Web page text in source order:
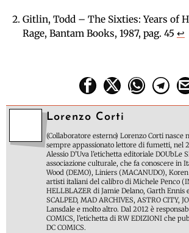
Gitlin, Todd – The Sixties: Years of
Rage, Bantam Books, 1987, pag. 45 ↩
Lorenzo Corti
(Collaboratore esterno) Lorenzo Corti nasce
sempre appassionato lettore di fumetti, nel
Alessio D’Uva l’etichetta editoriale DOUbLe
associazione culturale, che fa conoscere in
Wood (DEMO), Liniers (MACANUDO),
artisti italiani del calibro di Michele Penco
HELLBLAZER di Jamie Delano, Garth Ennis
SCALPED, MAD ARCHIVES, ASTRO CITY,
Lansdale e molto altro. Dal 2012 è
COMICS, l’etichetta di RW EDIZIONI che
DC COMICS.